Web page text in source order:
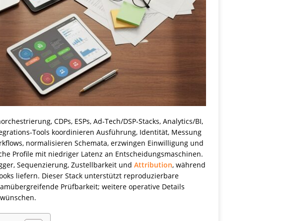
CDPs, ESPs, Ad‑Tech/DSP‑Stacks, Analytics/BI,
koordinieren Ausführung, Identität, Messung
normalisieren Schemata, erzwingen Einwilligung und
Profile mit niedriger Latenz an Entscheidungsmaschinen.
Sequenzierung, Zustellbarkeit und Attribution, während
liefern. Dieser Stack unterstützt reproduzierbare
Prüfbarkeit; weitere operative Details